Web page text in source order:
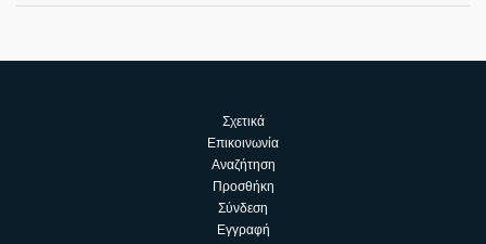
Σχετικά
Επικοινωνία
Αναζήτηση
Προσθήκη
Σύνδεση
Εγγραφή